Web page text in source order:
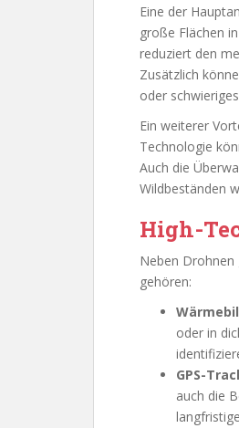
Eine der
große Flächen
reduziert den
Zusätzlich
oder
Ein weiterer
Technologie
Auch die
Wildbeständen
High-
Neben Drohnen
gehören:
oder in
GPS-
auch die